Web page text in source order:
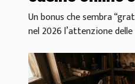
davvero il
Un bonus che sembra
nel 2026 l’attenzione